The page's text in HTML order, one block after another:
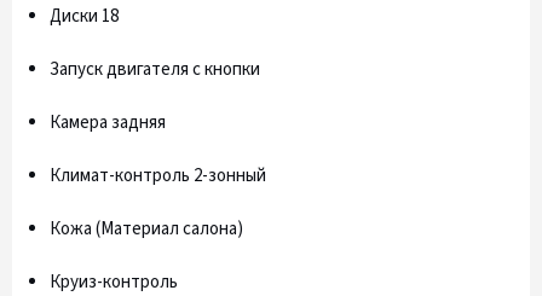
Диски 18
Запуск двигателя с кнопки
Камера задняя
Климат-контроль 2-зонный
Кожа (Материал салона)
Круиз-контроль